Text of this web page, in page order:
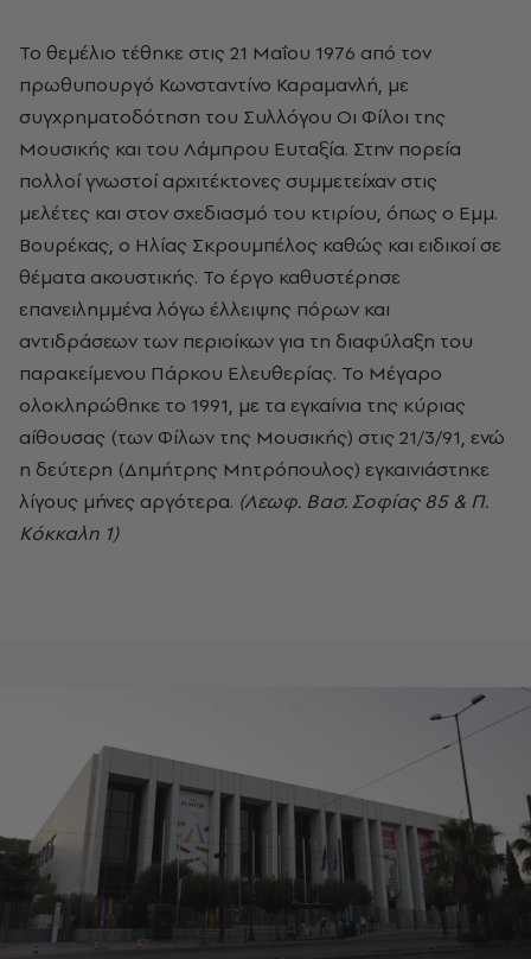
Το θεμέλιο τέθηκε στις 21 Μαΐου 1976 από τον
πρωθυπουργό Κωνσταντίνο Καραμανλή, με
συγχρηματοδότηση του Συλλόγου Οι Φίλοι της
Μουσικής και του Λάμπρου Ευταξία. Στην πορεία
πολλοί γνωστοί αρχιτέκτονες συμμετείχαν στις
μελέτες και στον σχεδιασμό του κτιρίου, όπως ο Εμμ.
Βουρέκας, ο Ηλίας Σκρουμπέλος καθώς και ειδικοί σε
θέματα ακουστικής. Το έργο καθυστέρησε
επανειλημμένα λόγω έλλειψης πόρων και
αντιδράσεων των περιοίκων για τη διαφύλαξη του
παρακείμενου Πάρκου Ελευθερίας. Το Μέγαρο
ολοκληρώθηκε το 1991, με τα εγκαίνια της κύριας
αίθουσας (των Φίλων της Μουσικής) στις 21/3/91, ενώ
η δεύτερη (Δημήτρης Μητρόπουλος) εγκαινιάστηκε
λίγους μήνες αργότερα. (Λεωφ. Βασ. Σοφίας 85 & Π.
Κόκκαλη 1)